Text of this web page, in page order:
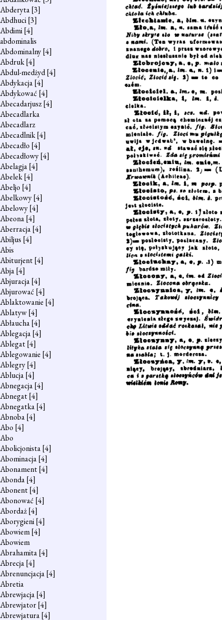
Abderyta[3]
Abdhuci[3]
Abdimi[4]
abdominalis
Abdominalny[4]
Abdruk[4]
Abdul-medżyd[4]
Abdykacja[4]
Abdykować [4]
Abecadarjusz[4]
Abecadlarka
Abecadlarz
Abecadlnik[4]
Abecadło [4]
Abecadłowy[4]
Abelagja[4]
Abelek[4]
Abeljo [4]
Abelkowy[4]
Abelowy[4]
Abeona[4]
Aberracja[4]
Abiljus [4]
Abis
Abiturjent[4]
Abja[4]
Abjuracja[4]
Abjurować [4]
Ablaktowanie [4]
Ablatyw[4]
Abłaucha[4]
Ablegacja[4]
Ablegat[4]
Ablegowanie [4]
Ablegry[4]
Ablucja[4]
Abnegacja[4]
Abnegat[4]
Abnegatka[4]
Abnoba[4]
Abo [4]
Abo
Abolicjonista[4]
Abominacja[4]
Abonament[4]
Abonda[4]
Abonent[4]
Abonować [4]
Abordaż[4]
Aborygieni[4]
Abowiem[4]
Abowiem
Abrahamita[4]
Abrecja[4]
Abrenuncjacja[4]
Abretia
Abrewjacja[4]
Abrewjator[4]
Abrewjatura[4]